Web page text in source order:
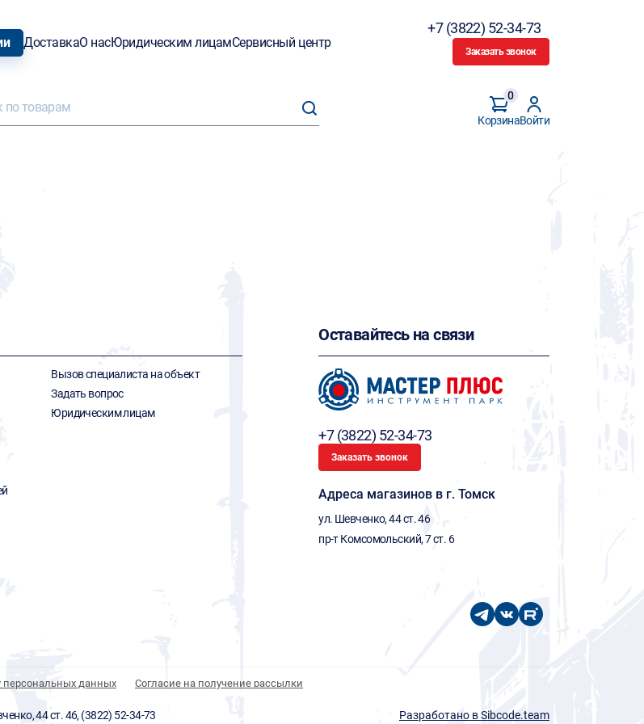
ДоставкаО насЮридическим лицамСервисный центр
+7 (3822) 52-34-73
Заказать звонок
Корзина
0
Войти
Вызов специалиста на объект
Задать вопрос
Юридическим лицам
Оставайтесь на связи
+7 (3822) 52-34-73
Заказать звонок
Адреса магазинов в г. Томск
ул. Шевченко, 44 ст. 46
пр-т Комсомольский, 7 ст. 6
персональных данных Согласие на получение рассылки
44 ст. 46, (3822) 52-34-73 Разработано в Sibcode.team